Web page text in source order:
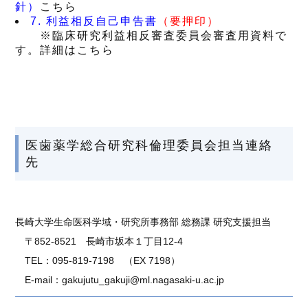
針） こちら
7. 利益相反自己申告書
（要押印）
※臨床研究利益相反審査委員会審査用資料で
す。詳細は こちら
医歯薬学総合研究科倫理委員会担当連絡
先
長崎大学生命医科学域・研究所事務部 総務課 研究支援担当
〒852-8521 長崎市坂本１丁目12-4
TEL：095-819-7198 （EX 7198）
E-mail：gakujutu_gakuji@ml.nagasaki-u.ac.jp